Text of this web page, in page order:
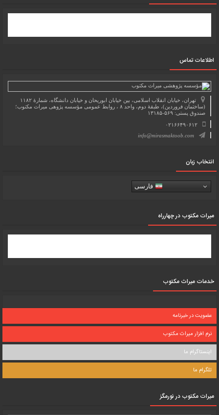
اطلاعات تماس
تهران، خیابان انقلاب اسلامی، بین خیابان ابوریحان و خیابان دانشگاه، شمارۀ ۱۱۸۲
(ساختمان فروردین)، طبقۀ دوم، واحد ۸ ، روابط عمومی مؤسسه پژوهی میراث مکتوب؛
صندوق پستی: ۵۶۹-۱۳۱۸۵
۰۲۱۶۶۴۹۰۶۱۲
info@mirasmaktoob.com
انتخاب زبان
فارسی
میرات مکتوب در چهارراه
خدمات میراث مکتوب
عضویت در خبرنامه
نرم افزار میراث مکتوب
اینستاگرام ما
تلگرام ما
میرات مکتوب در نورمگز